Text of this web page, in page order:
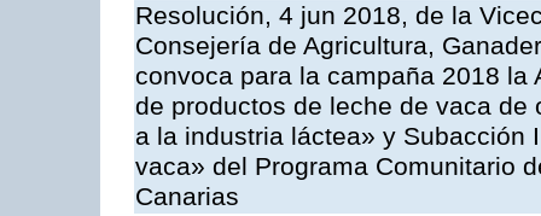
Resolución, 4 jun 2018, de la
Consejería de Agricultura,
convoca para la campaña 2018
de productos de leche de vaca
a la industria láctea» y Subacción
vaca» del Programa Comunitario
Canarias